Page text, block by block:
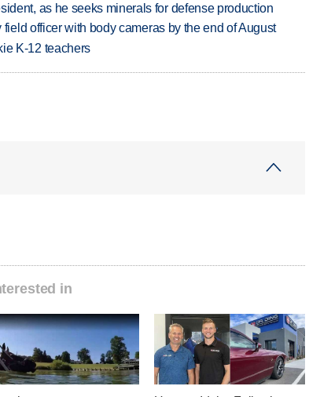
as he seeks minerals for defense production
officer with body cameras by the end of August
K-12 teachers
in